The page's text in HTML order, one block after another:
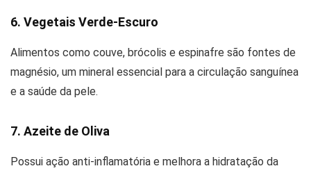
6. Vegetais Verde-Escuro
Alimentos como couve, brócolis e espinafre são fontes de
magnésio, um mineral essencial para a circulação sanguínea
e a saúde da pele.
7. Azeite de Oliva
Possui ação anti-inflamatória e melhora a hidratação da